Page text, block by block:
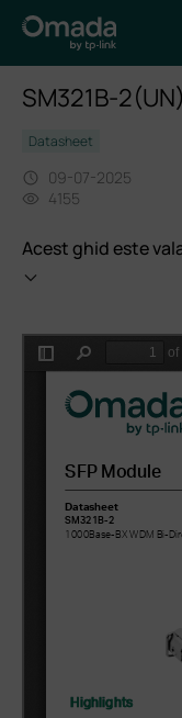
SM321B-
Datasheet
09-07-2025
4155
Acest ghid este